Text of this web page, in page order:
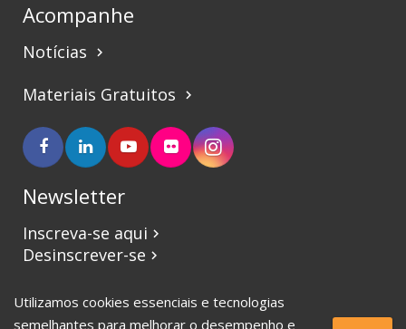
Acompanhe
Notícias keyboard_arrow_right
Materiais Gratuitos keyboard_arrow_right
Newsletter
Inscreva-se aqui keyboard_arrow_right
Desinscrever-se keyboard_arrow_right
©2017 CBVJ. Todos os direitos reservados.
Utilizamos cookies essenciais e tecnologias
semelhantes para melhorar o desempenho e